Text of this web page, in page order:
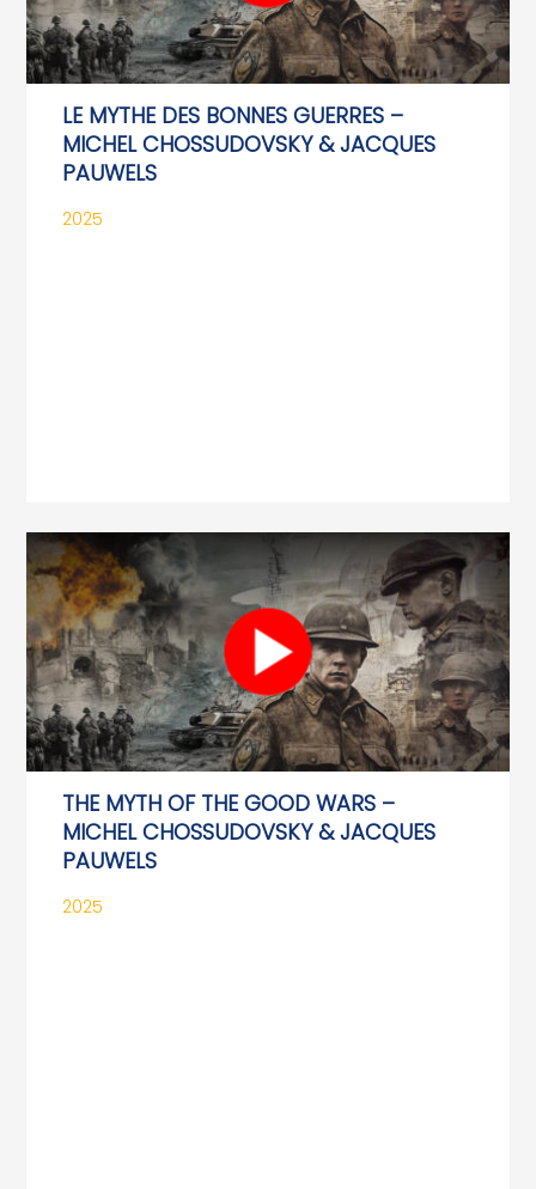
LE MYTHE DES BONNES GUERRES –
MICHEL CHOSSUDOVSKY & JACQUES
PAUWELS
2025
THE MYTH OF THE GOOD WARS –
MICHEL CHOSSUDOVSKY & JACQUES
PAUWELS
2025